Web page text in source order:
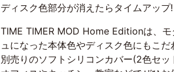
ディスク色部分が消えたらタイムアッ
TIME TIMER MOD Home Editionは、
ュになった本体色やディスク色にもこだ
別売りのソフトシリコンカバー(2色セ